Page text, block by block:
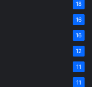
18
16
16
12
11
11